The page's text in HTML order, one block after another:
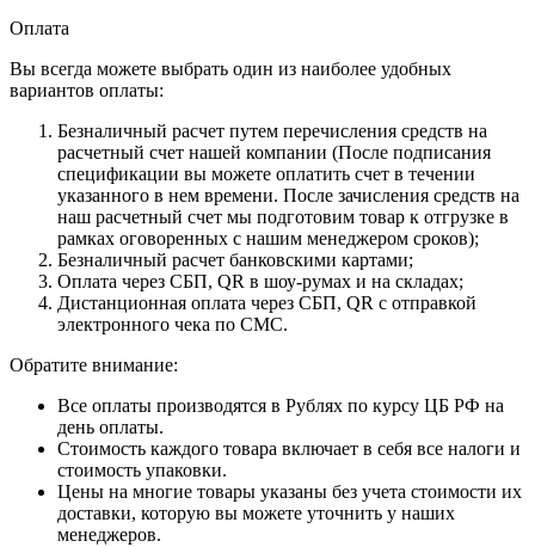
Оплата
Вы всегда можете выбрать один из наиболее удобных
вариантов оплаты:
Безналичный расчет путем перечисления средств на
расчетный счет нашей компании (После подписания
спецификации вы можете оплатить счет в течении
указанного в нем времени. После зачисления средств на
наш расчетный счет мы подготовим товар к отгрузке в
рамках оговоренных с нашим менеджером сроков);
Безналичный расчет банковскими картами;
Оплата через СБП, QR в шоу-румах и на складах;
Дистанционная оплата через СБП, QR с отправкой
электронного чека по СМС.
Обратите внимание:
Все оплаты производятся в Рублях по курсу ЦБ РФ на
день оплаты.
Стоимость каждого товара включает в себя все налоги и
стоимость упаковки.
Цены на многие товары указаны без учета стоимости их
доставки, которую вы можете уточнить у наших
менеджеров.